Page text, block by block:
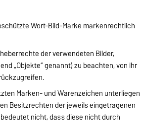
Wort-Bild-Marke markenrechtlich
der verwendeten Bilder,
„Objekte“ genannt) zu beachten, von ihr
Marken- und Warenzeichen unterliegen
Besitzrechten der jeweils eingetragenen
nicht, dass diese nicht durch